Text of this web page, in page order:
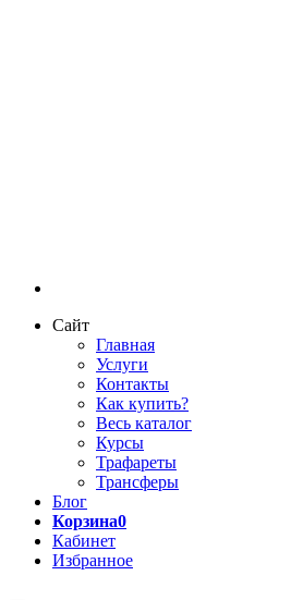
Сайт
Главная
Услуги
Контакты
Как купить?
Весь каталог
Курсы
Трафареты
Трансферы
Блог
Корзина0
Кабинет
Избранное